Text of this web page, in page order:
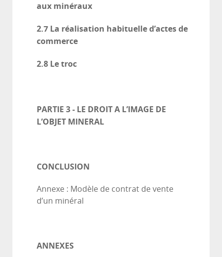
aux minéraux
2.7 La réalisation habituelle d’actes de
commerce
2.8 Le troc
PARTIE 3 - LE DROIT A L’IMAGE DE
L’OBJET MINERAL
CONCLUSION
Annexe : Modèle de contrat de vente
d’un minéral
ANNEXES